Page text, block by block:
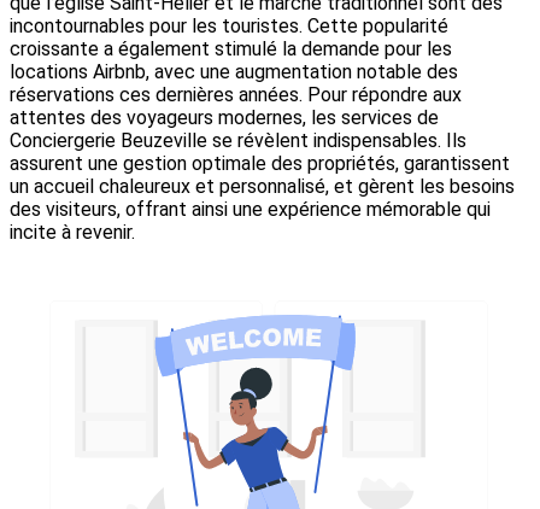
incontournables pour les touristes. Cette popularité
croissante a également stimulé la demande pour les
locations Airbnb, avec une augmentation notable des
réservations ces dernières années. Pour répondre aux
attentes des voyageurs modernes, les services de
Conciergerie Beuzeville se révèlent indispensables. Ils
assurent une gestion optimale des propriétés, garantissent
un accueil chaleureux et personnalisé, et gèrent les besoins
des visiteurs, offrant ainsi une expérience mémorable qui
incite à revenir.